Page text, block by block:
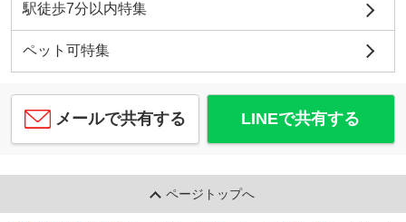
駅徒歩7分以内特集
ペット可特集
メールで共有する LINEで共有する
ページトップへ